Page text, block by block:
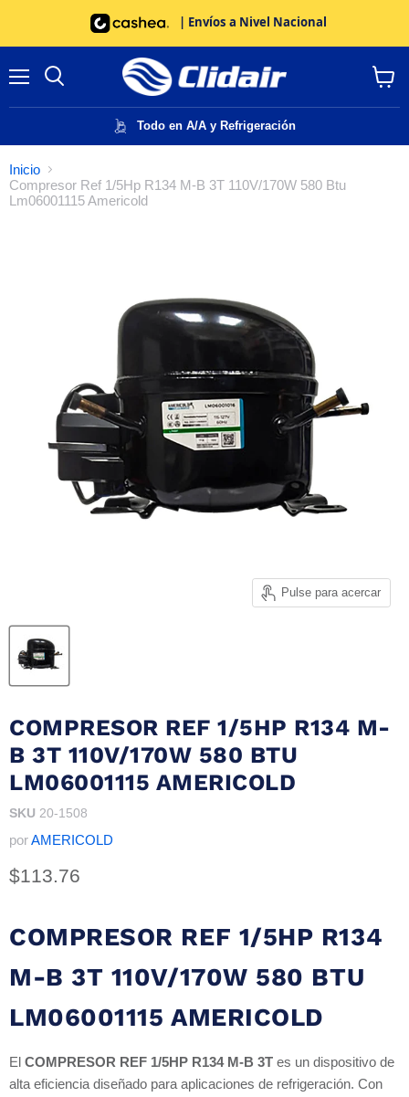
| Envíos a Nivel Nacional
Todo en A/A y Refrigeración
carrito
Inicio
Compresor Ref 1/5Hp R134 M-B 3T 110V/170W 580 Btu
Lm06001115 Americold
Pulse para acercar
COMPRESOR REF 1/5HP R134 M-
B 3T 110V/170W 580 BTU
LM06001115 AMERICOLD
SKU 20-1508
porAMERICOLD
Precio actual
$113.76
COMPRESOR REF 1/5HP R134
M-B 3T 110V/170W 580 BTU
LM06001115 AMERICOLD
El COMPRESOR REF 1/5HP R134 M-B 3T es un dispositivo de
alta eficiencia diseñado para aplicaciones de refrigeración. Con